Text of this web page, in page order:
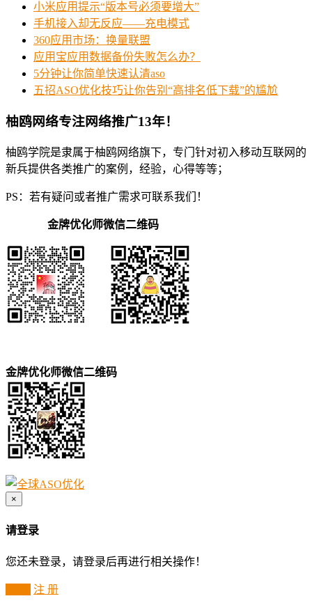
小米应用提示“版本号必须要增大”
手机接入却无反应——充电模式
360应用市场：换量联盟
应用宝应用数据备份失败怎么办？
5分钟让你简单快速认清aso
五招ASO优化技巧让你告别“高排名低下载”的尴尬
柚鸥网络专注网络推广13年！
柚鸥学院是隶属于柚鸥网络旗下，专门针对初入移动互联网的
新兵提供各类推广的案例，经验，心得等等；
PS：若有疑问或者推广需求可联系我们！
金牌优化师微信二维码
金牌优化师微信二维码
×
请登录
您还未登录，请登录后再进行相关操作！
注 册